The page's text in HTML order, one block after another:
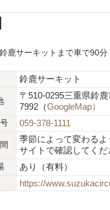
鹿サーキットまで車で90分
鈴鹿サーキット
〒510-0295三重県鈴
7992（GoogleMap）
059-378-1111
季節によって変わる
サイトで確認してくだ
あり（有料）
https://